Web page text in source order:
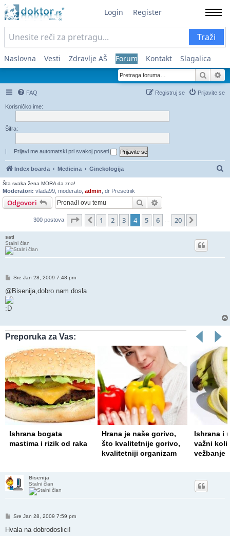
Login Register
Traži
Naslovna Vesti Zdravlje AŠ Forum Kontakt Slagalica
FAQ Prijavite se
Registruj se
Korisničko ime:
Šifra:
| Prijavi me automatski pri svakoj poseti
Index boarda Medicina Ginekologija
Šta svaka žena MORA da zna!
Moderatori: vlada99 moderato admin dr Presetnik
Odgovori Pretraga
300 postova Stranica 4od20
Prethodni
1 2 3 4 5 6 20
sati
Stalni član
Post
Sre Jan 28, 2009 7:48 pm
@Bisenija,dobro nam dosla
Preporuka za Vas:
Hrana je naše gorivo,
što kvalitetnije gorivo,
Ishrana i unos vode su
važni koliko i pravilno
vežbanje
Ne
može biti
Bisenija
Stalni član
Post
Sre Jan 28, 2009 7:59 pm
Hvala na dobrodoslici!